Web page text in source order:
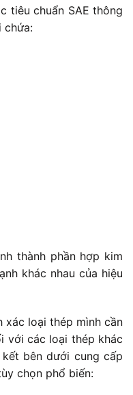
tiêu chuẩn SAE thông
chứa:
thành phần hợp kim
khác nhau của hiệu
xác loại thép mình cần
với các loại thép khác
bên dưới cung cấp
chọn phổ biến: